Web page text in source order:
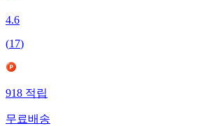
4.6
(17)
918 적립
무료배송